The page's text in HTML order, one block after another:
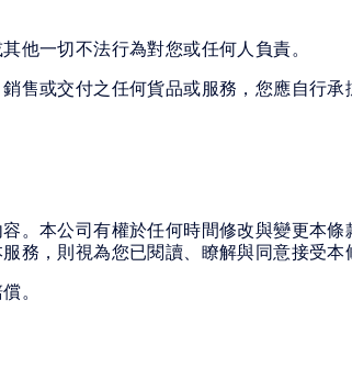
他一切不法行為對您或任何人負責。
售或交付之任何貨品或服務，您應自行
。本公司有權於任何時間修改與變更本
務，則視為您已閱讀、瞭解與同意接受本
。